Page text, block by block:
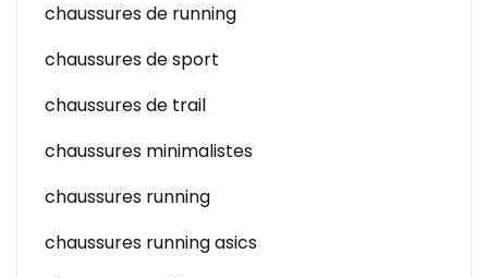
chaussures de running
chaussures de sport
chaussures de trail
chaussures minimalistes
chaussures running
chaussures running asics